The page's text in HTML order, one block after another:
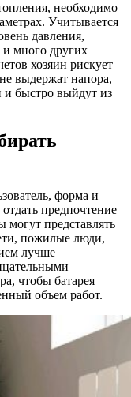
необходимо
Учитывается
давления,
и много других
хозяин рискует
выдержат напора,
и быстро выйдут из
форма и
предпочтение
могут представлять
пожилые люди,
лучше
чтобы батарея
объем работ.